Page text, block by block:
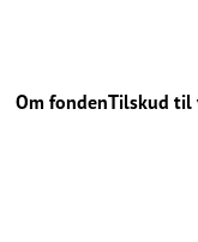
Om fondenTilskud til